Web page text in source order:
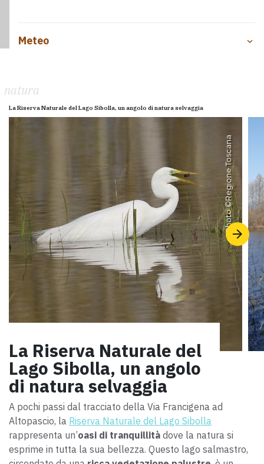
Meteo
natura
La Riserva Naturale del Lago Sibolla, un angolo di natura selvaggia
Photo ©
Regione Toscana
La Riserva Naturale del
Lago Sibolla, un angolo
di natura selvaggia
A pochi passi dal tracciato della Via Francigena ad
Altopascio, la Riserva Naturale del Lago Sibolla
rappresenta un’oasi di tranquillità dove la natura si
esprime in tutta la sua bellezza. Questo lago salmastro,